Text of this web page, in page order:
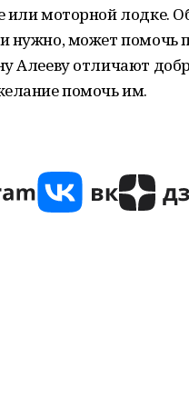
или моторной лодке.
нужно, может
Алееву отличают
помочь им.